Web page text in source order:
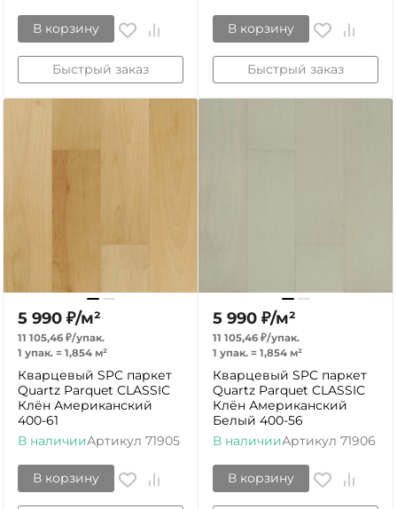
В корзину
Быстрый заказ
В корзину
Быстрый заказ
5 990 ₽/м²
11 105,46 ₽/упак.
1 упак. = 1,854 м²
Кварцевый SPC паркет
Quartz Parquet CLASSIC
Клён Американский
400-61
В наличииАртикул 71905
В корзину
5 990 ₽/м²
11 105,46 ₽/упак.
1 упак. = 1,854 м²
Кварцевый SPC паркет
Quartz Parquet CLASSIC
Клён Американский
Белый 400-56
В наличииАртикул 71906
В корзину